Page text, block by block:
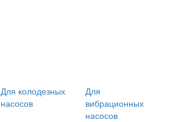
Для колодезных
насосов
Для
вибрационных
насосов